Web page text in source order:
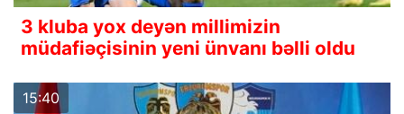
3 kluba yox deyən millimizin
müdafiəçisinin yeni ünvanı bəlli oldu
15:40